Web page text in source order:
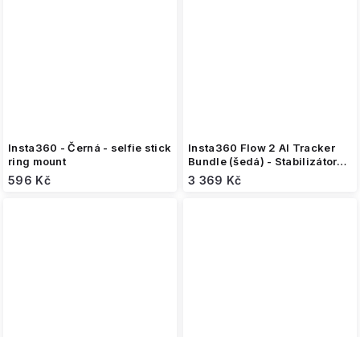
Insta360 - Černá - selfie stick
ring mount
596 Kč
Insta360 Flow 2 AI Tracker
Bundle (šedá) - Stabilizátor
pro telefon
3 369 Kč